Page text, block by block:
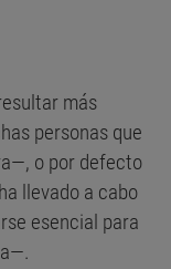
más
personas que
o por defecto
llevado a cabo
esencial para